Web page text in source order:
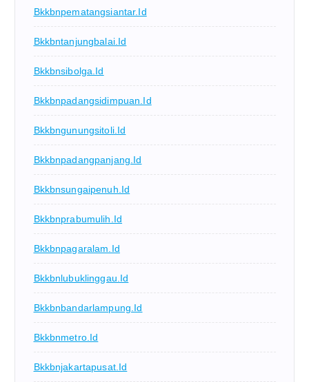
Bkkbnpematangsiantar.id
Bkkbntanjungbalai.id
Bkkbnsibolga.id
Bkkbnpadangsidimpuan.id
Bkkbngunungsitoli.id
Bkkbnpadangpanjang.id
Bkkbnsungaipenuh.id
Bkkbnprabumulih.id
Bkkbnpagaralam.id
Bkkbnlubuklinggau.id
Bkkbnbandarlampung.id
Bkkbnmetro.id
Bkkbnjakartapusat.id